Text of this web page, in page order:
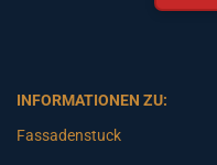
INFORMATIONEN ZU:
Fassadenstuck